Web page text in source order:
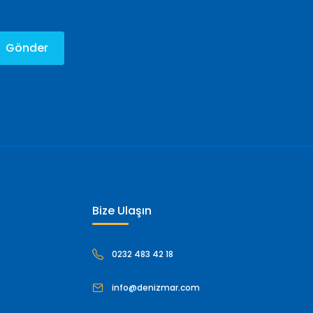
Gönder
Bize Ulaşın
0232 483 42 18
info@denizmar.com